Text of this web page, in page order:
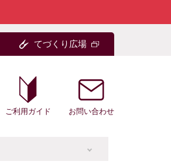
てづくり広場
ご利用ガイド お問い合わせ